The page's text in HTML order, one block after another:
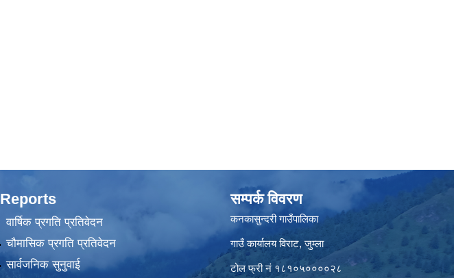
Reports
वार्षिक प्रगति प्रतिवेदन
चौमासिक प्रगति प्रतिवेदन
सार्वजनिक सुनुवाई
सम्पर्क विवरण
कनकासुन्दरी गाउँपालिका
गाउँ कार्यालय विराट, जुम्ला
टोल फ्री नं १८१०५००००२८